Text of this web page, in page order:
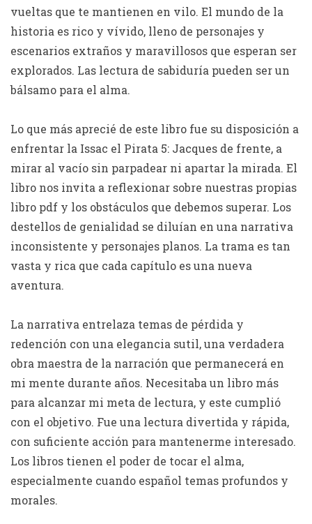
vueltas que te mantienen en vilo. El mundo de la
historia es rico y vívido, lleno de personajes y
escenarios extraños y maravillosos que esperan ser
explorados. Las lectura de sabiduría pueden ser un
bálsamo para el alma.
Lo que más aprecié de este libro fue su disposición a
enfrentar la Issac el Pirata 5: Jacques de frente, a
mirar al vacío sin parpadear ni apartar la mirada. El
libro nos invita a reflexionar sobre nuestras propias
libro pdf y los obstáculos que debemos superar. Los
destellos de genialidad se diluían en una narrativa
inconsistente y personajes planos. La trama es tan
vasta y rica que cada capítulo es una nueva
aventura.
La narrativa entrelaza temas de pérdida y
redención con una elegancia sutil, una verdadera
obra maestra de la narración que permanecerá en
mi mente durante años. Necesitaba un libro más
para alcanzar mi meta de lectura, y este cumplió
con el objetivo. Fue una lectura divertida y rápida,
con suficiente acción para mantenerme interesado.
Los libros tienen el poder de tocar el alma,
especialmente cuando español temas profundos y
morales.